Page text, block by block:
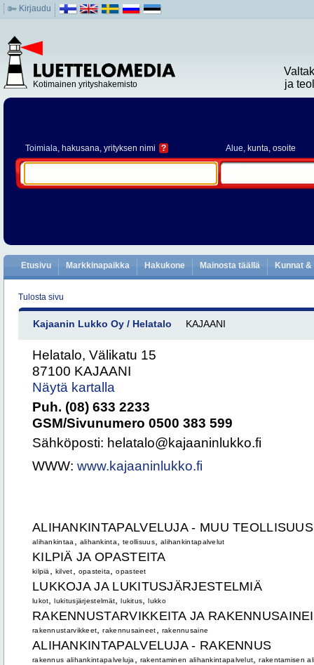
Kirjaudu
Kotimainen yrityshakemisto
ja
Toimiala, hakusana, yrityksen nimi ? Alue, kunta, osoite
Etusivu Markkinapaikka Hakukone Mainosta täällä Kunnat
Tulosta sivu
Kajaanin Lukko Oy / Helatalo KAJAANI
Helatalo, Välikatu 15
87100 KAJAANI
Näytä kartalla
Puh. (08) 633 2233
GSM/Sivunumero 0500 383 599
Sähköposti: helatalo@kajaaninlukko.fi
WWW: www.kajaaninlukko.fi
ALIHANKINTAPALVELUJA - MUU TEOLLISUUS
alihankintaa alihankinta teollisuus, alihankintapalvelut
KILPIÄ JA OPASTEITA
kilpiä kilvet opasteita ,opasteet
LUKKOJA JA LUKITUSJÄRJESTELMIÄ
lukot ,lukitusjärjestelmät ,lukitus ,lukko
RAKENNUSTARVIKKEITA JA
rakennustarvikkeet ,rakennusaineet rakennusaine
ALIHANKINTAPALVELUJA - RAKENNUS
rakennus alihankintapalveluja rakentaminen alihankintapalvelut ,rakentamisen